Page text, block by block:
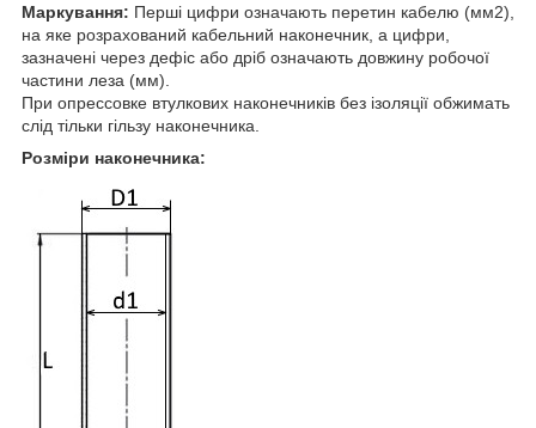
Маркування: Перші цифри означають перетин кабелю (мм2),
на яке розрахований кабельний наконечник, а цифри,
зазначені через дефіс або дріб означають довжину робочої
частини леза (мм).
При опрессовке втулкових наконечників без ізоляції обжимать
слід тільки гільзу наконечника.
Розміри наконечника: